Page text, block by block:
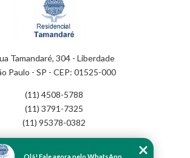
Tamandaré, 304 - Liberdade
Paulo - SP - CEP: 01525-000
(11) 4508-5788
(11) 3791-7325
(11) 95378-0382
Olá! Fale agora pelo WhatsApp.